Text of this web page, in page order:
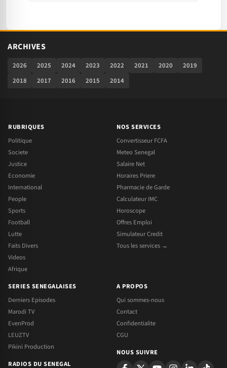
ARCHIVES
2026 2025 2024 2023 2022 2021 2020
2019
2018
2017 2016 2015 2014
RUBRIQUES
Politique
Societe
Justice
Economie
International
People
Sports
Football
Lutte
Faits Divers
Videos
Afrique
NOS SERVICES
Convertisseur FCFA
Meteo Senegal
Salaire Net
Horaires Priere
Pharmacie de Garde
Calculateur IMC
Horoscope
Offres Emploi
Simulateur Credit
Tous les services →
SERIES SENEGALAISES
Derniers Episodes
Marodi TV
EvenProd
LEUZTV
Pikini Production
RADIOS DU SENEGAL
A PROPOS
Qui sommes-nous
Contact
Confidentialite
CGU
NOUS SUIVRE